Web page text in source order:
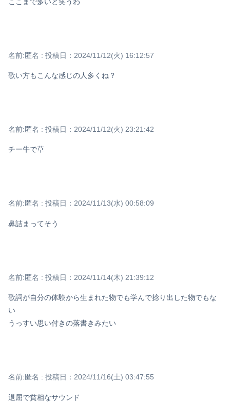
名前:匿名 : 投稿日：2024/11/12(火) 16:12:57
歌い方もこんな感じの人多くね？
名前:匿名 : 投稿日：2024/11/12(火) 23:21:42
チー牛で草
名前:匿名 : 投稿日：2024/11/13(水) 00:58:09
鼻詰まってそう
名前:匿名 : 投稿日：2024/11/14(木) 21:39:12
歌詞が自分の体験から生まれた物でも学んで捻り出した物でもな
い
うっすい思い付きの落書きみたい
名前:匿名 : 投稿日：2024/11/16(土) 03:47:55
退屈で貧相なサウンド